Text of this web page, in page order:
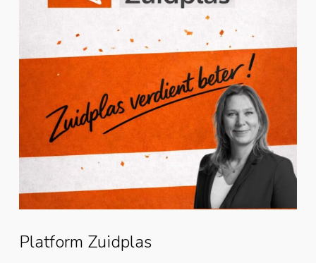
Platform Zuidplas